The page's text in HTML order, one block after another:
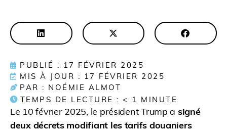
PUBLIÉ : 17 FÉVRIER 2025
MIS À JOUR : 17 FÉVRIER 2025
PAR : NOÉMIE ALMOT
TEMPS DE LECTURE : < 1 MINUTE
Le 10 février 2025, le président Trump a signé
deux décrets modifiant les tarifs douaniers